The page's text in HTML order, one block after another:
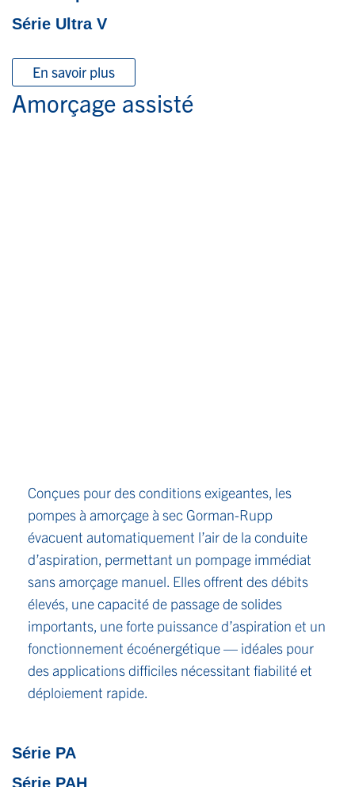
Série Ultra V
En savoir plus
Amorçage assisté
Conçues pour des conditions exigeantes, les
pompes à amorçage à sec Gorman-Rupp
évacuent automatiquement l’air de la conduite
d’aspiration, permettant un pompage immédiat
sans amorçage manuel. Elles offrent des débits
élevés, une capacité de passage de solides
importants, une forte puissance d’aspiration et un
fonctionnement écoénergétique — idéales pour
des applications difficiles nécessitant fiabilité et
déploiement rapide.
Série PA
Série PAH